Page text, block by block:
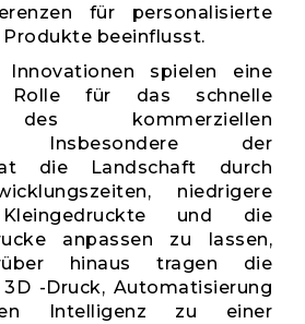
für personalisierte
beeinflusst.
Innovationen spielen eine
Rolle für das schnelle
kommerziellen
Insbesondere der
die Landschaft durch
niedrigere
und die
anpassen zu lassen,
hinaus tragen die
-Druck, Automatisierung
Intelligenz zu einer